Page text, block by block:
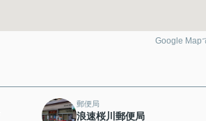
Google Map
郵便局
浪速桜川郵便局